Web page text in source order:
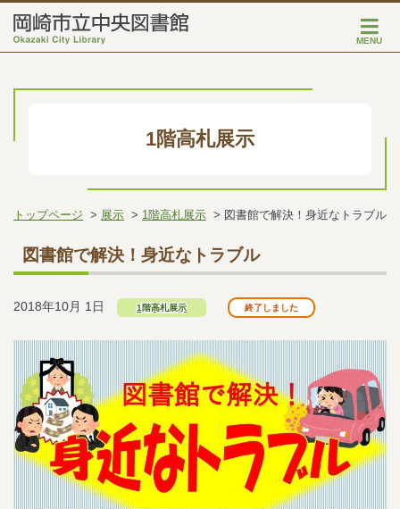
MENU
1階高札展示
トップページ 展示 1階高札展示 図書館で解決！身近なトラブル
図書館で解決！身近なトラブル
2018年10月 1日 1階高札展示 終了しました